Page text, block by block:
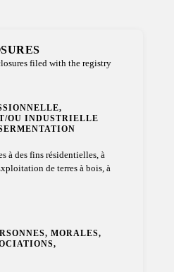
filed with the registry
OU INDUSTRIELLE
à des fins résidentielles, à
de terres à bois, à
MORALES,